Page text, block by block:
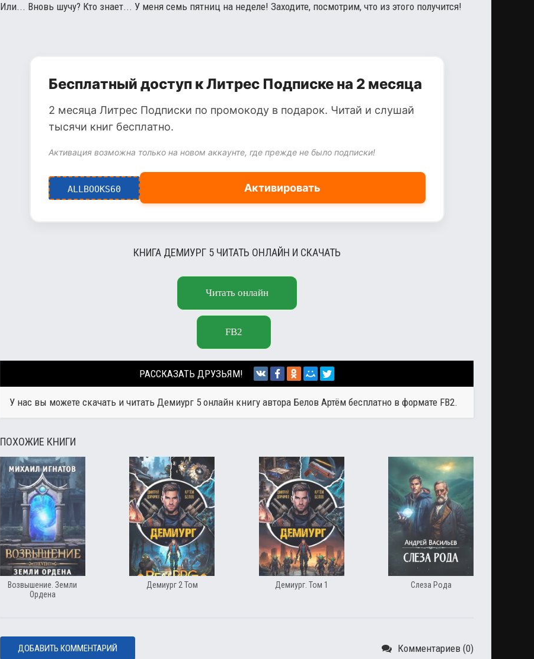
Или... Вновь шучу? Кто знает... У меня семь пятниц на неделе! Заходите, посмотрим, что из этого получится!
Бесплатный доступ к Литрес Подписке на 2 месяца
2 месяца Литрес Подписки по промокоду в подарок. Читай и слушай
тысячи книг бесплатно.
Активация возможна только на новом аккаунте, где прежде не было подписки!
ALLBOOKS60 Активировать
КНИГА ДЕМИУРГ 5 ЧИТАТЬ ОНЛАЙН И СКАЧАТЬ
Читать онлайн
FB2
РАССКАЗАТЬ ДРУЗЬЯМ!
У нас вы можете скачать и читать Демиург 5 онлайн книгу автора Белов Артём бесплатно в формате FB2.
ПОХОЖИЕ КНИГИ
Возвышение. Земли
Ордена
Демиург 2 Том Демиург. Том 1 Слеза Рода
ДОБАВИТЬ КОММЕНТАРИЙ Комментариев (0)